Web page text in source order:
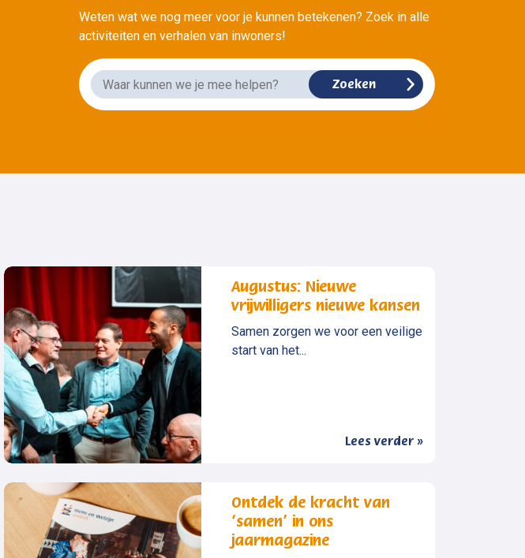
Weten wat we nog meer voor je kunnen betekenen? Zoek in alle
activiteiten en verhalen van inwoners!
Augustus: Nieuwe
vrijwilligers nieuwe kansen
Samen zorgen we voor een veilige
start van het...
Lees verder »
Ontdek de kracht van
‘samen’ in ons
jaarmagazine